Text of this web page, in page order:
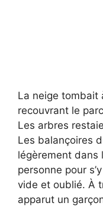
La neige tombait
recouvrant le
Les arbres
Les balançoires
légèrement dans
personne pour
vide et oublié. À
apparut un